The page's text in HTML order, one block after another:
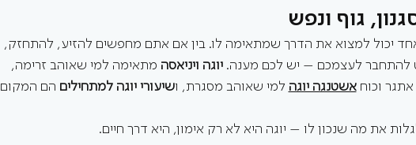
גוף ונפש
אחד יכול למצוא את הדרך שמתאימה לו. בין אם אתם מחפשים להזיע, להתחזק,
להתחבר לעצמכם – יש לכם מענה. יוגה ויניאסה מתאימה למי שאוהב זרימה,
וכוח אשטנגה יוגה למי שאוהב מסגרת, ושיעורי יוגה למתחילים הם המקום
את מה שנכון לו – יוגה היא לא רק אימון, היא דרך חיים.